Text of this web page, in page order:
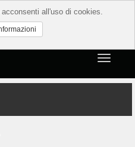
all'uso di cookies.